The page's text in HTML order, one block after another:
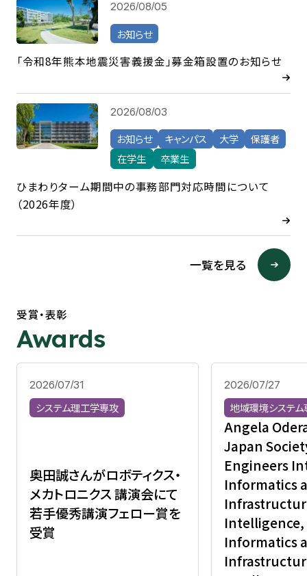
2026/08/05
お知らせ
「令和8年熊本地震災害義援金」募金箱設置のお知らせ
2026/08/03
お知らせ キャンパス 大学
保護者
在学生
卒業生
ひまわりターム期間中の事務部門対応時間について
（2026年度）
一覧を見る
受賞・表彰
Awards
2026/07/31
システム理工学専攻
奥田誠さんがロボティクス・
メカトロニクス 講演会にて
若手優秀講演フェロー賞を
受賞
2026/07/27
地域環境システム
Angela
Japan
Engineers
Informatics
Intelligence,
Informatics